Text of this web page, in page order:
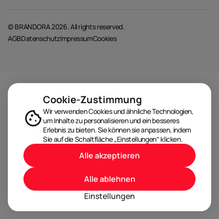
© BRANDORA 2026. All rights reserved.
AGBDatenschutzImpressumCookies
Cookie-Zustimmung
Wir verwenden Cookies und ähnliche Technologien,
um Inhalte zu personalisieren und ein besseres
Erlebnis zu bieten. Sie können sie anpassen, indem
Sie auf die Schaltfläche „Einstellungen“ klicken.
Einstellungen
Alle ablehnen
Alle akzeptieren